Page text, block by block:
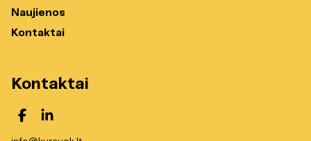
Naujienos
Kontaktai
Kontaktai